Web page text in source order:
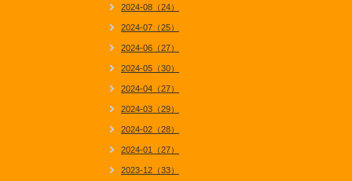
2024-08（24）
2024-07（25）
2024-06（27）
2024-05（30）
2024-04（27）
2024-03（29）
2024-02（28）
2024-01（27）
2023-12（33）